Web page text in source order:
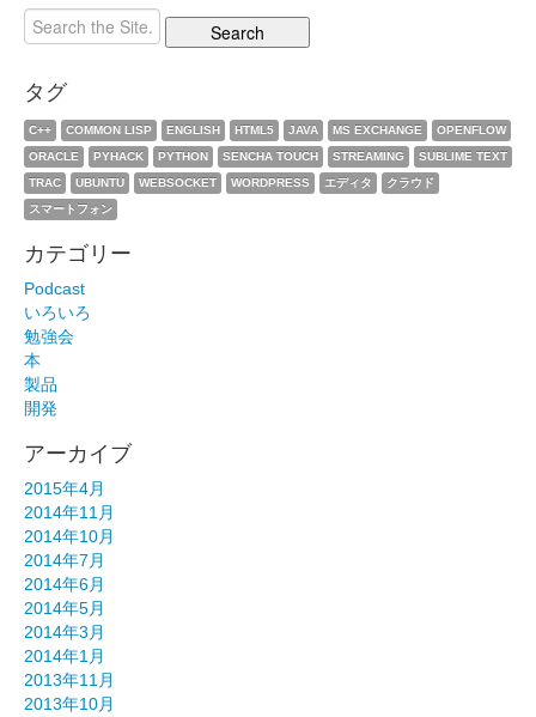
タグ
C++ COMMON LISP ENGLISH HTML5 JAVA MS EXCHANGE
OPENFLOW
ORACLE
PYHACK PYTHON SENCHA TOUCH STREAMING
SUBLIME TEXT
TRAC
UBUNTU WEBSOCKET WORDPRESS エディタ
クラウド
スマートフォン
カテゴリー
Podcast
いろいろ
勉強会
本
製品
開発
アーカイブ
2015年4月
2014年11月
2014年10月
2014年7月
2014年6月
2014年5月
2014年3月
2014年1月
2013年11月
2013年10月